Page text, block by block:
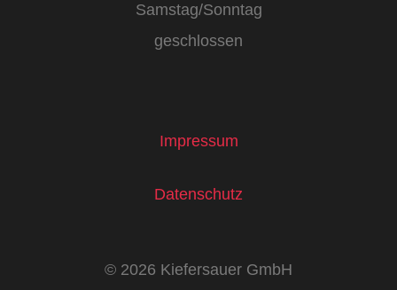
Impressum
Datenschutz
Samstag/Sonntag
geschlossen
© 2026 Kiefersauer GmbH